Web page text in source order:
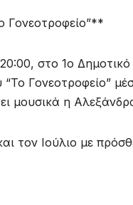
Γονεοτροφείο”**
20:00, στο 1ο
“Το Γονεοτροφείο”
μουσικά η
τον Ιούλιο με